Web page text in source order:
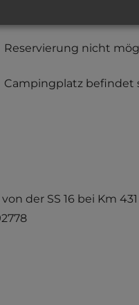
Reservierung nicht
Campingplatz befindet
der SS 16 bei Km